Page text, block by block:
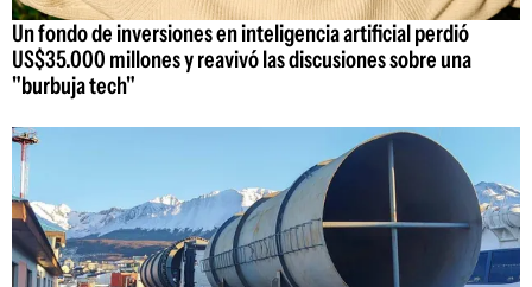
Un fondo de inversiones en inteligencia artificial perdió
US$35.000 millones y reavivó las discusiones sobre una
"burbuja tech"